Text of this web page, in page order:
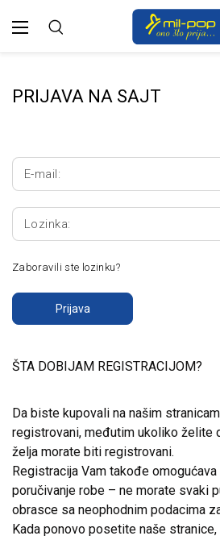
PRIJAVA NA SAJT
E-mail:
Lozinka:
Zaboravili ste lozinku?
Prijava
ŠTA DOBIJAM REGISTRACIJOM?
Da biste kupovali na našim
registrovani, međutim ukoliko želite
želja morate biti registrovani.
Registracija Vam takođe
poručivanje robe – ne morate svaki
obrasce sa neophodnim podacima
Kada ponovo posetite naše